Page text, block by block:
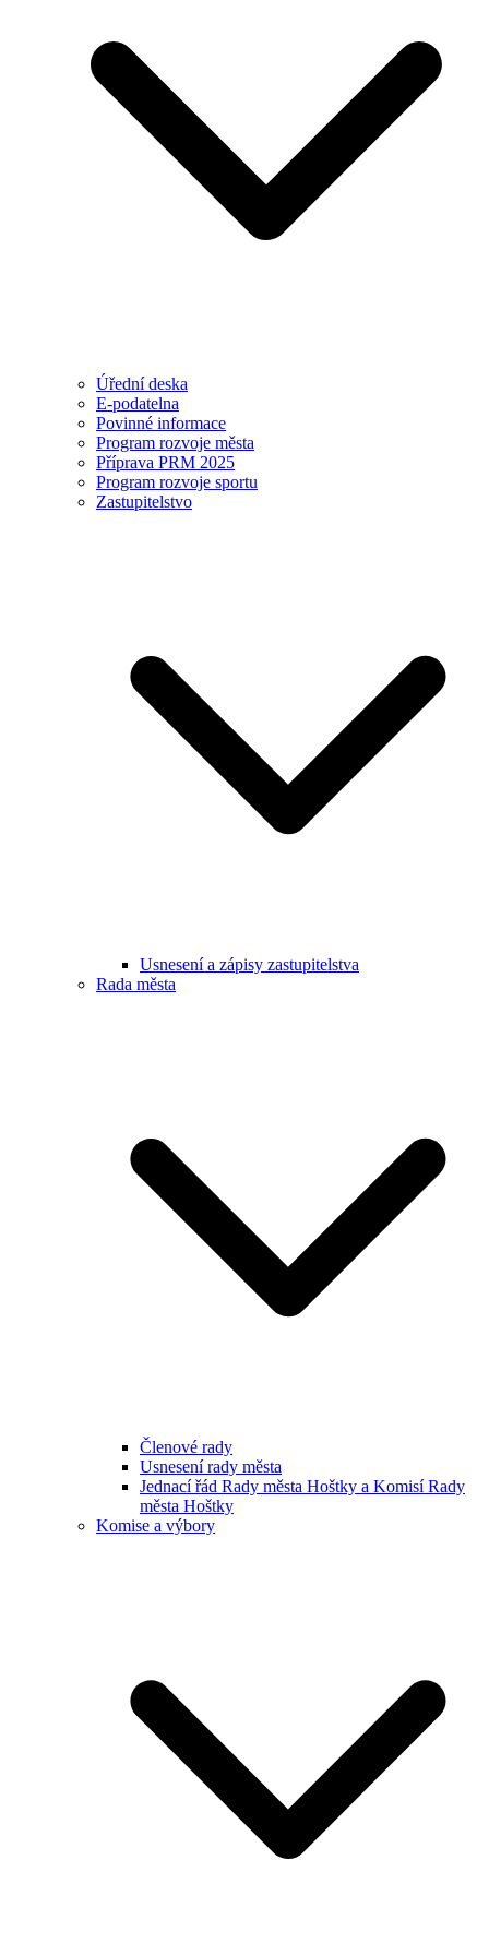
Úřední deska
E-podatelna
Povinné informace
Program rozvoje města
Příprava PRM 2025
Program rozvoje sportu
Zastupitelstvo
Usnesení a zápisy zastupitelstva
Rada města
Členové rady
Usnesení rady města
Jednací řád Rady města Hoštky a Komisí Rady
města Hoštky
Komise a výbory